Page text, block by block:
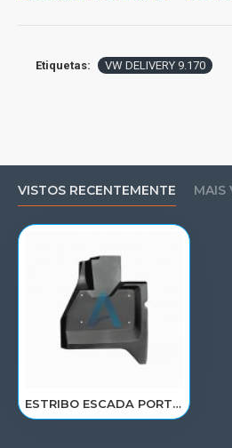
Etiquetas: VW DELIVERY 9.170
VISTOS RECENTEMENTE MAIS
ESTRIBO ESCADA PORTA VW DELIVERY LD 23B854750/W50101.2/4393D